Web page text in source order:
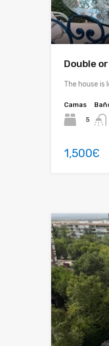
Double
The house
Camas
5
1,500Є